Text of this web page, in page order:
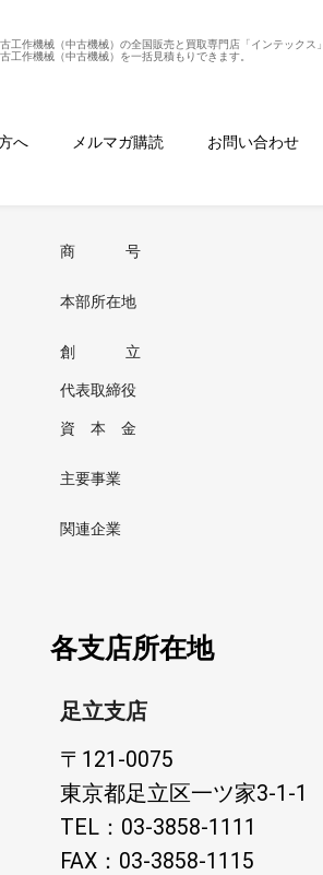
工作機械（中古機械）の全国販売と買取専門店「インテックス」
工作機械（中古機械）を一括見積もりできます。
へ メルマガ購読 お問い合わせ
商 号
本部所在地
創 立
代表取締役
資 本 金
主要事業
関連企業
各支店所在地
足立支店
〒121-0075
東京都足立区一ツ家3-1-1
TEL：03-3858-1111
FAX：03-3858-1115